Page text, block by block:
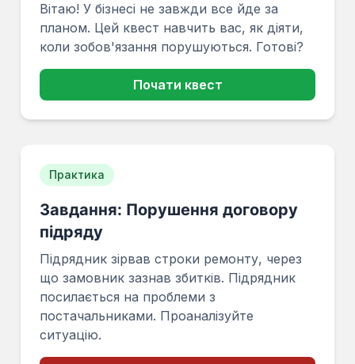
Вітаю! У бізнесі не завжди все йде за
планом. Цей квест навчить вас, як діяти,
коли зобов'язання порушуються. Готові?
Почати квест
Практика
Завдання: Порушення договору
підряду
Підрядник зірвав строки ремонту, через
що замовник зазнав збитків. Підрядник
посилається на проблеми з
постачальниками. Проаналізуйте
ситуацію.